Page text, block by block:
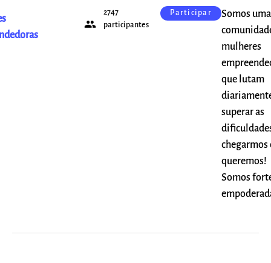
people
2747
participantes
Participar
Somos uma
mulheres
que lutam
superar as
chegarmos
queremos!
Somos